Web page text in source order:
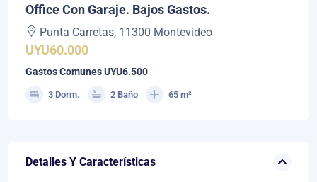
Office Con Garaje. Bajos Gastos.
Punta Carretas, 11300 Montevideo
UYU60.000
Gastos Comunes UYU6.500
3 Dorm. 2 Baño 65 m²
Detalles Y Características